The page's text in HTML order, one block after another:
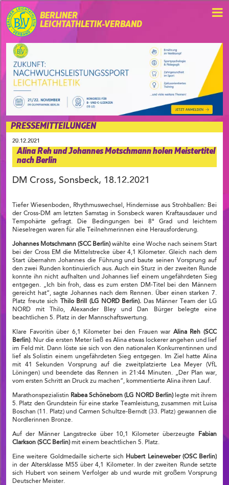
BERLINER
LEICHTATHLETIK-VERBAND
PRESSEMITTEILUNGEN
20.12.2021
Alina Reh und Johannes Motschmann holen Meistertitel
nach Berlin
DM Cross, Sonsbeck, 18.12.2021
Tiefer Wiesenboden, Rhythmuswechsel, Hindernisse aus Strohballen: Bei
der Cross-DM am letzten Samstag in Sonsbeck waren Kraftausdauer und
Tempohärte gefragt. Die Bedingungen bei 8° Grad und leichtem
Nieselregen waren für alle Teilnehmerinnen eine Herausforderung.
Johannes Motschmann (SCC Berlin)wählte eine Woche nach seinem Start
bei der Cross EM die Mittelstrecke über 4,1 Kilometer. Gleich nach dem
Start übernahm Johannes die Führung und baute seinen Vorsprung auf
den zwei Runden kontinuierlich aus. Auch ein Sturz in der zweiten Runde
konnte ihn nicht aufhalten und Johannes lief einem ungefährdeten Sieg
entgegen. „Ich bin froh, dass es zum ersten DM-Titel bei den Männern
gereicht hat“, sagte Johannes nach dem Rennen. Über einen starken 7.
Platz freute sich
Thilo Brill (LG NORD Berlin). Das Männer Team der LG
NORD mit Thilo, Alexander Bley und Dan Bürger belegte eine
beachtlichen 5. Platz in der Mannschaftswertung.
Klare Favoritin über 6,1 Kilometer bei den Frauen war Alina Reh (SCC
Berlin). Nur die ersten Meter ließ es Alina etwas lockerer angehen und lief
im Feld mit. Dann löste sie sich von den nationalen Konkurrentinnen und
lief als Solistin einem ungefährdeten Sieg entgegen. Im Ziel hatte Alina
mit 41 Sekunden Vorsprung auf die zweitplatzierte Lea Meyer (VfL
Löningen) und beendete das Rennen in 21:44 Minuten. „Der Plan war,
vom ersten Schritt an Druck zu machen“, kommentierte Alina ihren Lauf.
Marathonspezialistin Rabea Schöneborn (LG NORD Berlin) legte mit ihrem
5. Platz den Grundstein für eine starke Teamleistung, zusammen mit Luisa
Boschan (11. Platz) und Carmen Schultze-Berndt (33. Platz) gewannen die
Nordlerinnen Bronze.
Auf der Männer Langstrecke über 10,1 Kilometer überzeugte
Fabian
Clarkson (SCC Berlin)mit einem beachtlichen 5. Platz.
Eine weitere Goldmedaille sicherte sich Hubert Leineweber (OSC Berlin)
in der Altersklasse M55 über 4,1 Kilometer. In der zweiten Runde setzte
sich Hubert von seinem Verfolger ab und wurde mit großem Vorsprung
Deutscher Meister.